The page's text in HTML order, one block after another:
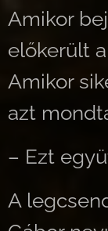
Amikor
előkerült
Amikor
azt
– Ezt
A